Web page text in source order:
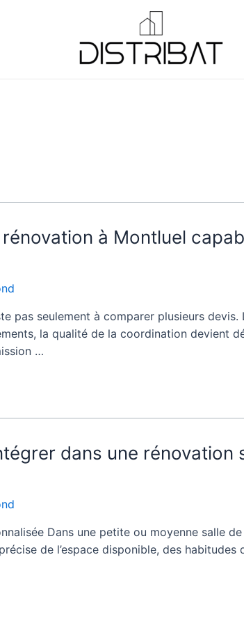
à Montluel
pas seulement à comparer plusieurs
la qualité de la coordination devient
…
dans une
Dans une petite ou moyenne salle
de l’espace disponible, des